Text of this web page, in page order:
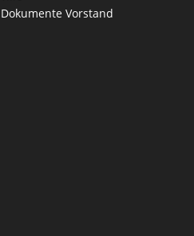
Dokumente Vorstand